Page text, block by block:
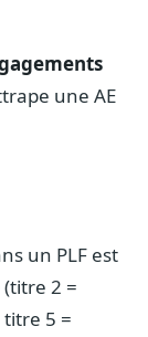
une AE
un PLF est
(titre 2 =
5 =